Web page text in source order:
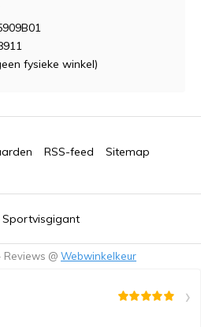
fysieke winkel)
Sportvisgigant
RSS-feed Sitemap
Reviews @ Webwinkelkeur